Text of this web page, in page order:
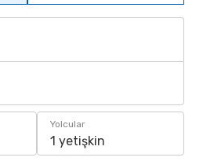
Yolcular
1 yetişkin